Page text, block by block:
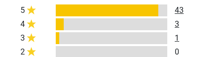
5
43
4
3
3
1
2
0